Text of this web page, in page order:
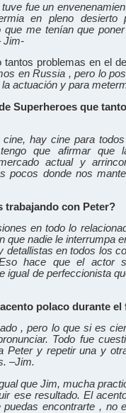
fue un
en pleno
que me tenían que
Jim-
tantos problemas en el
en Russia , pero lo
actuación y para
Superheroes que
hay cine para
que afirmar que
actual y
pocos donde nos
trabajando con Peter?
en todo lo
que nadie le interrumpa
detallistas en todos los
hace que el actor
igual de perfeccionista
polaco durante el
, pero lo que si es
Todo fue
Peter y repetir una y
–Jim.
que Jim, mucha
ese resultado. El
encontrarte , no